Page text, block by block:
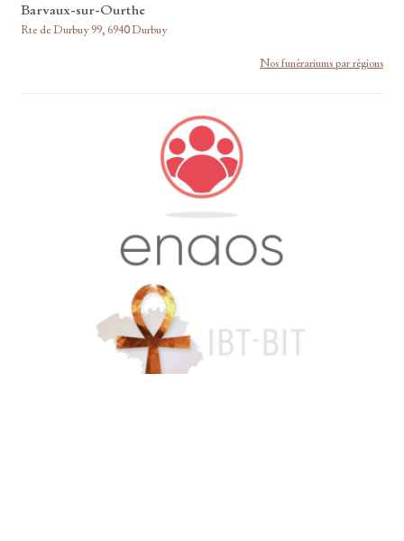
Barvaux-sur-Ourthe
Rte de Durbuy 99, 6940 Durbuy
Nos funérariums par régions